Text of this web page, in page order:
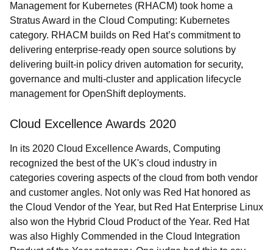
Management for Kubernetes (RHACM) took home a
Stratus Award in the Cloud Computing: Kubernetes
category. RHACM builds on Red Hat’s commitment to
delivering enterprise-ready open source solutions by
delivering built-in policy driven automation for security,
governance and multi-cluster and application lifecycle
management for OpenShift deployments.
Cloud Excellence Awards 2020
In its 2020 Cloud Excellence Awards, Computing
recognized the best of the UK's cloud industry in
categories covering aspects of the cloud from both vendor
and customer angles. Not only was Red Hat honored as
the Cloud Vendor of the Year, but Red Hat Enterprise Linux
also won the Hybrid Cloud Product of the Year. Red Hat
was also Highly Commended in the Cloud Integration